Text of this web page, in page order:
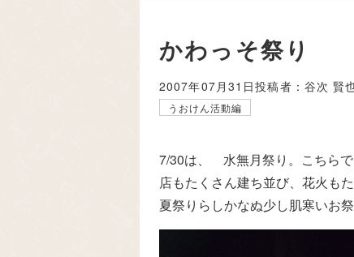
かわっそ祭り
2007年07月31日投稿者：谷次 賢
うおけん活動編
7/30は、 水無月祭り。こちら
店もたくさん建ち並び、花火も
夏祭りらしかなぬ少し肌寒いお祭